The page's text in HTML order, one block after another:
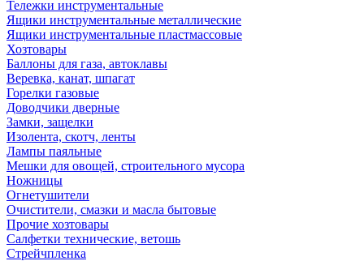
Тележки инструментальные
Ящики инструментальные металлические
Ящики инструментальные пластмассовые
Хозтовары
Баллоны для газа, автоклавы
Веревка, канат, шпагат
Горелки газовые
Доводчики дверные
Замки, защелки
Изолента, скотч, ленты
Лампы паяльные
Мешки для овощей, строительного мусора
Ножницы
Огнетушители
Очистители, смазки и масла бытовые
Прочие хозтовары
Салфетки технические, ветошь
Стрейчпленка